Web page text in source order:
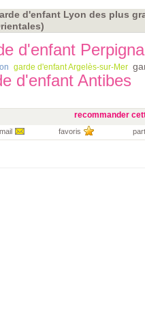
d'enfant Lyon des plus
d'enfant
garde d'enfant Argelès-sur-Mer
d'enfant Antibes
recommander
favoris